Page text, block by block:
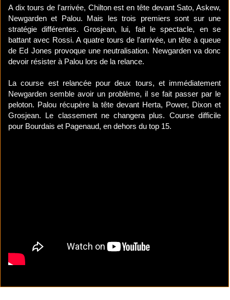
A dix tours de l'arrivée, Chilton est en tête devant Sato, Askew,
Newgarden et Palou. Mais les trois premiers sont sur une
stratégie différentes. Grosjean, lui, fait le spectacle, en se
battant avec Rossi. A quatre tours de l'arrivée, un tête à queue
de Ed Jones provoque une neutralisation. Newgarden va donc
devoir résister à Palou lors de la relance.
La course est relancée pour deux tours, et immédiatement
Newgarden semble avoir un problème, il se fait passer par le
peloton. Palou récupère la tête devant Herta, Power, Dixon et
Grosjean. Le classement ne changera plus. Course difficile
pour Bourdais et Pagenaud, en dehors du top 15.